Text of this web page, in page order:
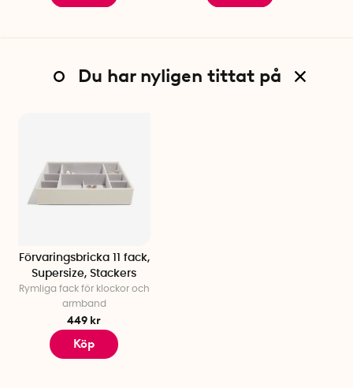
Du har nyligen tittat på
Förvaringsbricka 11 fack,
Supersize, Stackers
Rymliga fack för klockor och
armband
449 kr
Köp